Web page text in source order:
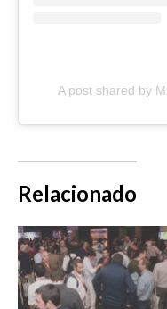
A post shared by
Relacionado